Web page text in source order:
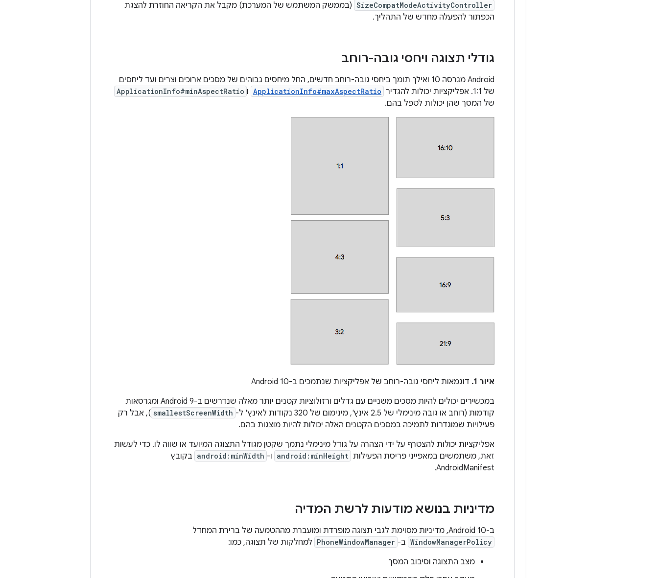
SizeCompatModeActivityController (בממשק המשתמש של המערכת) מקבל את הקריאה החוזרת להצגת
הכפתור להפעלה מחדש של התהליך.
גודלי תצוגה ויחסי גובה-רוחב
‫Android מגרסה 10 ואילך תומך ביחסי גובה-רוחב חדשים, החל מיחסים גבוהים של מסכים ארוכים וצרים ועד ליחסים
של 1:1. אפליקציות יכולות להגדיר
ApplicationInfo#maxAspectRatio ו ApplicationInfo#minAspectRatio
של המסך שהן יכולות לטפל בהם.
איור 1.
דוגמאות ליחסי גובה-רוחב של אפליקציות שנתמכים ב-Android 10
במכשירים יכולים להיות מסכים משניים עם גדלים ורזולוציות קטנים יותר מאלה שנדרשים ב-Android 9 ומגרסאות
קודמות (רוחב או גובה מינימלי של 2.5 אינץ', מינימום של 320 נקודות לאינץ' ל-
smallestScreenWidth ), אבל רק
פעילויות שמוגדרות לתמיכה במסכים הקטנים האלה יכולות להיות מוצגות בהם.
אפליקציות יכולות להצטרף על ידי הצהרה על גודל מינימלי נתמך שקטן מגודל התצוגה המיועד או שווה לו. כדי לעשות
זאת, משתמשים במאפייני פריסת הפעילות android:minHeight ו- android:minWidth בקובץ
AndroidManifest.
מדיניות בנושא מודעות לרשת המדיה
ב-Android 10, מדיניות מסוימת לגבי תצוגה מופרדת ומועברת מההטמעה של ברירת המחדל
WindowManagerPolicy ב- PhoneWindowManager למחלקות של תצוגה, כמו:
מצב התצוגה וסיבוב המסך